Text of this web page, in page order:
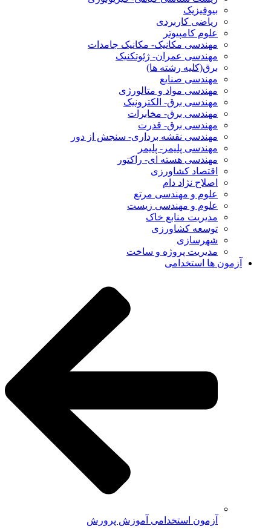
بیوفیزیک
ریاضی کاربردی
علوم کامپیوتر
مهندسی مکانیک- مکانیک جامدات
مهندسی عمران- ژئوتکنیک
برق(کلیه رشته ها)
مهندسی صنایع
مهندسی مواد و متالورژی
مهندسی برق- الکترونیک
مهندسی برق- مخابرات
مهندسی برق- قدرت
مهندسی نقشه برداری- سنجش از دور
مهندسی پلیمر- پلیمر
مهندسی هسته ای- راکتور
اقتصاد کشاورزی
اصلاح نژاد دام
علوم و مهندسی مرتع
علوم و مهندسی زیست
مدیریت منابع خاک
توسعه کشاورزی
شهرسازی
مدیریت پروژه و ساخت
آزمون ها استخدامی
آزمون استخدامی آموزش پرورش